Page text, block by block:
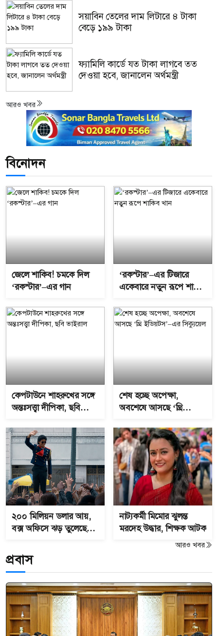
সয়াবিন তেলের দাম লিটারে ৪ টাকা
বেড়ে ১৯৯ টাকা
ফ্যামিলি কার্ডে যত টাকা লাগবে তত
দেওয়া হবে, জানালেন অর্থমন্ত্রী
আরও খবর
বিনোদন
জেলে শাকিব! চমকে দিল
‘রকস্টার’–এর গান
‘রকস্টার’–এর টিজারে
একেবারে নতুন রূপে শাকিব
কেপটাউনে শাহরুখের সঙ্গে
অন্তঃসত্ত্বা দীপিকা, ছবি
শেষ হচ্ছে অপেক্ষা,
অবশেষে আসছে ‘থ্রি
২০০ মিলিয়ন ডলার আয়,
বক্স অফিসে ঝড় তুলেছে
বায়োপিক
নাট্যকর্মী মিমোর ঝুলন্ত
মরদেহ উদ্ধার, শিক্ষক আটক
আরও খবর
প্রবাস